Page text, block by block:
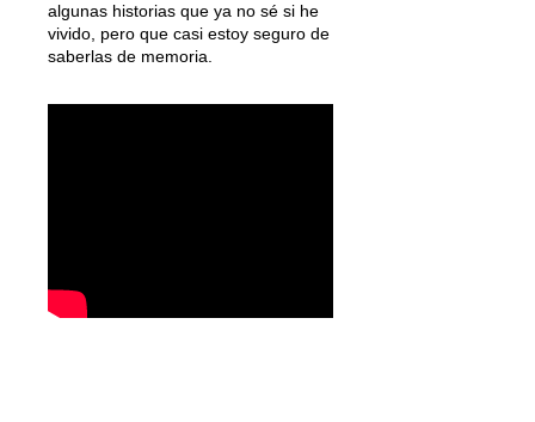
algunas historias que ya no sé si he
vivido, pero que casi estoy seguro de
saberlas de memoria.